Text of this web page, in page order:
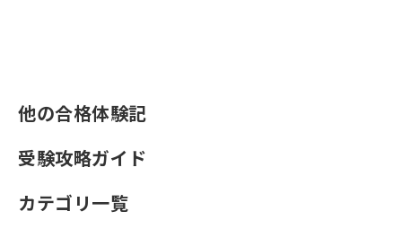
他の合格体験記
受験攻略ガイド
カテゴリ一覧